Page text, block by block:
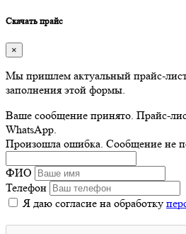
Скачать прайс
×
Мы пришлем актуальный прайс-
заполнения этой формы.
Ваше сообщение принято. Прайс-
WhatsApp.
Произошла ошибка. Сообщение не
ФИО
Телефон
Я даю согласие на обработку